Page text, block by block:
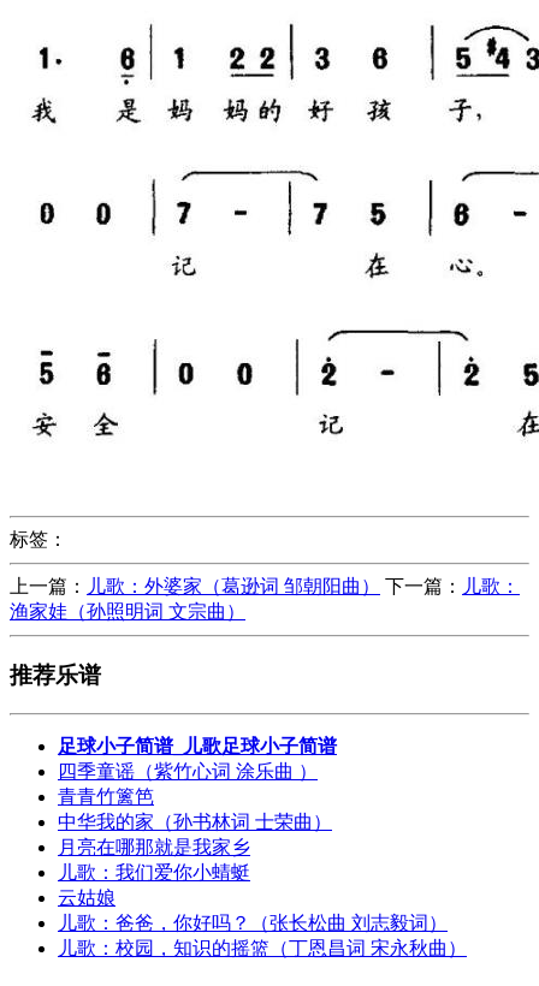
标签：
上一篇： 儿歌：外婆家（葛逊词 邹朝阳曲） 下一篇：
儿歌：
渔家娃（孙照明词 文宗曲）
推荐乐谱
足球小子简谱_儿歌足球小子简谱
四季童谣（紫竹心词 涂乐曲 ）
青青竹篱笆
中华我的家（孙书林词 士荣曲）
月亮在哪那就是我家乡
儿歌：我们爱你小蜻蜓
云姑娘
儿歌：爸爸，你好吗？（张长松曲 刘志毅词）
儿歌：校园，知识的摇篮（丁恩昌词 宋永秋曲）